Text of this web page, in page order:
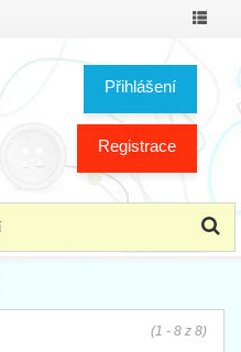
Přihlášení
Registrace
(1 - 8 z 8)